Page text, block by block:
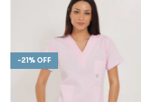
-21% OFF